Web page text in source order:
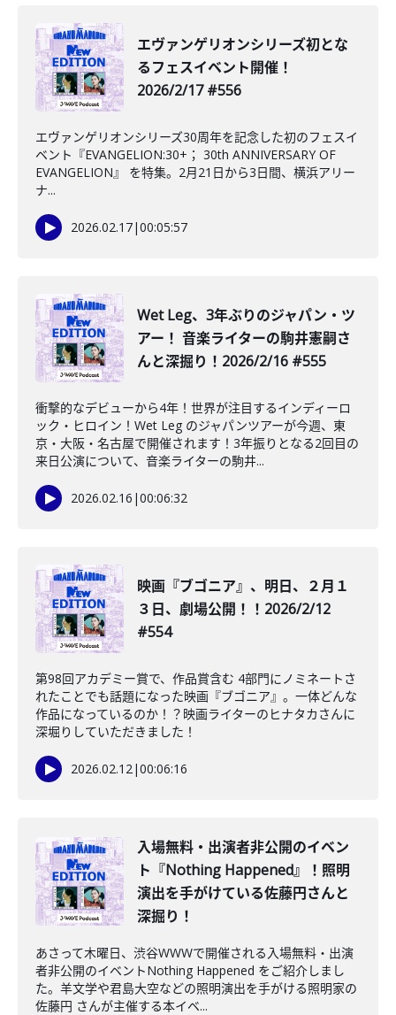
️エヴァンゲリオンシリーズ初とな
るフェスイベント開催！
2026/2/17 #556
エヴァンゲリオンシリーズ30周年を記念した初のフェスイ
ベント『EVANGELION:30+； 30th ANNIVERSARY OF
EVANGELION』 を特集。2月21日から3日間、横浜アリー
ナ...
2026.02.17|00:05:57
Wet Leg、3年ぶりのジャパン・ツ
アー！ 音楽ライターの駒井憲嗣さ
んと深掘り！2026/2/16 #555
衝撃的なデビューから4年！世界が注目するインディーロ
ック・ヒロイン！Wet Leg のジャパンツアーが今週、東
京・大阪・名古屋で開催されます！3年振りとなる2回目の
来日公演について、音楽ライターの駒井...
2026.02.16 |00:06:32
映画『ブゴニア』、明日、２月１
３日、劇場公開！！2026/2/12
#554
第98回アカデミー賞で、作品賞含む 4部門にノミネートさ
れたことでも話題になった映画『ブゴニア』。一体どんな
作品になっているのか！？映画ライターのヒナタカさんに
深堀りしていただきました！
2026.02.12|00:06:16
️入場無料・出演者非公開のイベン
ト『Nothing Happened』！照明
演出を手がけている佐藤円さんと
深掘り！
あさって木曜日、渋谷WWWで開催される入場無料・出演
者非公開のイベントNothing Happened をご紹介しまし
た。羊文学や君島大空などの照明演出を手がける照明家の
佐藤円 さんが主催する本イベ...